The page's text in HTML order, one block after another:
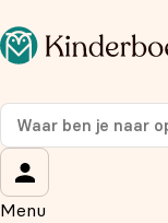
Menu
Op de hoogte
Meld je aan voor
korting
Wat is je